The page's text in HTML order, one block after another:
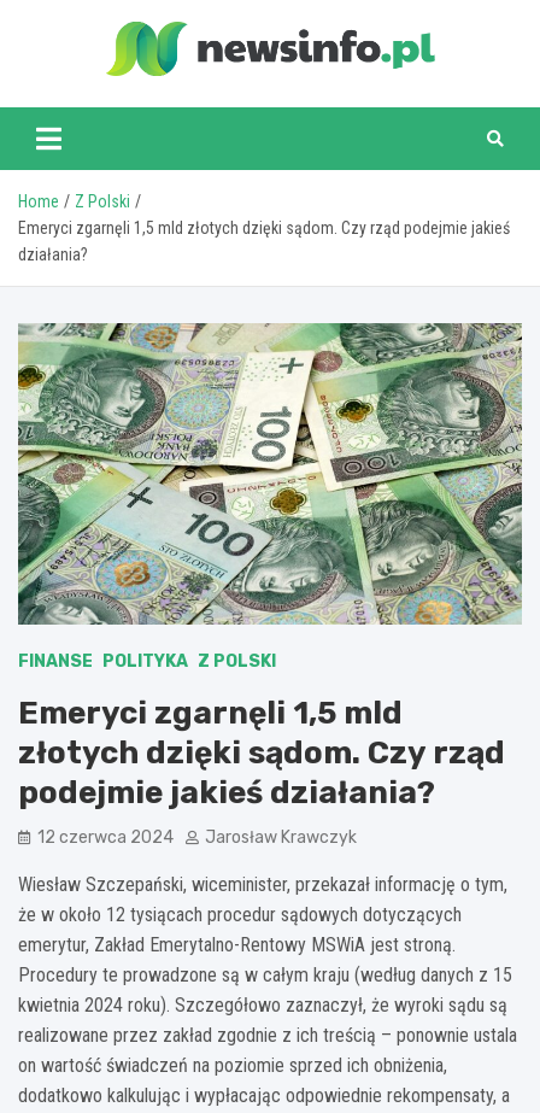
newsinfo.pl
Home
Z Polski
Emeryci zgarnęli 1,5 mld złotych dzięki sądom. Czy rząd podejmie jakieś
działania?
FINANSE POLITYKA Z POLSKI
Emeryci zgarnęli 1,5 mld
złotych dzięki sądom. Czy rząd
podejmie jakieś działania?
12 czerwca 2024 Jarosław Krawczyk
Wiesław Szczepański, wiceminister, przekazał informację o tym,
że w około 12 tysiącach procedur sądowych dotyczących
emerytur, Zakład Emerytalno-Rentowy MSWiA jest stroną.
Procedury te prowadzone są w całym kraju (według danych z 15
kwietnia 2024 roku). Szczegółowo zaznaczył, że wyroki sądu są
realizowane przez zakład zgodnie z ich treścią – ponownie ustala
on wartość świadczeń na poziomie sprzed ich obniżenia,
dodatkowo kalkulując i wypłacając odpowiednie rekompensaty, a